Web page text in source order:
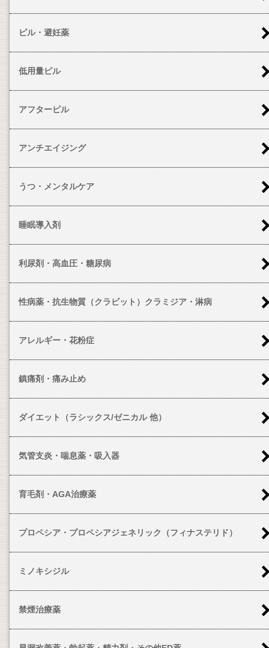
ピル・避妊薬
低用量ピル
アフターピル
アンチエイジング
うつ・メンタルケア
睡眠導入剤
利尿剤・高血圧・糖尿病
性病薬・抗生物質（クラビット）クラミジア・淋病
アレルギー・花粉症
鎮痛剤・痛み止め
ダイエット（ラシックス/ゼニカル 他）
気管支炎・喘息薬・吸入器
育毛剤・AGA治療薬
プロペシア・プロペシアジェネリック（フィナステリド）
ミノキシジル
禁煙治療薬